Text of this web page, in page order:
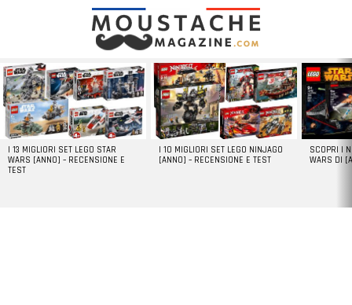
LATEST
STORIES
I 13 MIGLIORI SET LEGO STAR
WARS [ANNO] – RECENSIONE E
TEST
I 10 MIGLIORI SET LEGO NINJAGO
[ANNO] – RECENSIONE E TEST
SCOPRI I
WARS DI